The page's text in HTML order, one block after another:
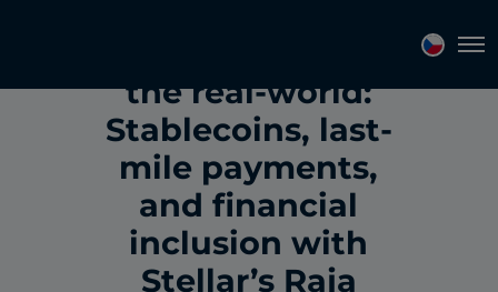
the real-world:
Stablecoins, last-
mile payments,
and financial
inclusion with
Stellar’s Raja